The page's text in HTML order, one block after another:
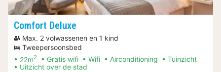
Comfort Deluxe
Max. 2 volwassenen en 1 kind
Tweepersoonsbed
22m2 Gratis wifi Wifi Airconditioning
Tuinzicht
Uitzicht over de stad